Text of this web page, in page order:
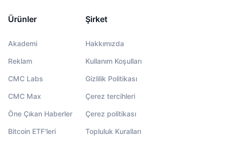
Ürünler
Akademi
Reklam
CMC Labs
CMC Max
Öne Çıkan Haberler
Bitcoin ETF'leri
Şirket
Hakkımızda
Kullanım Koşulları
Gizlilik Politikası
Çerez tercihleri
Çerez politikası
Topluluk Kuralları